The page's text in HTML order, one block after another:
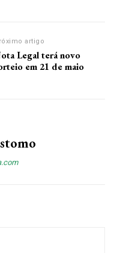
artigo
Legal terá novo
em 21 de maio